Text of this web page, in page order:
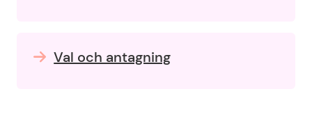
Val och antagning